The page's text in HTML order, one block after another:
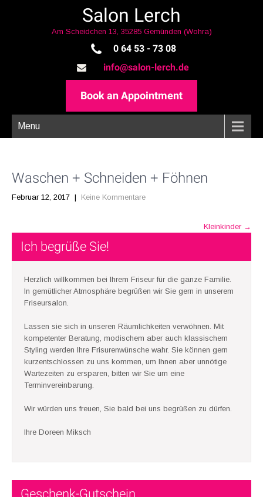
Salon Lerch
Am Scheidchen 13, 35285 Gemünden (Wohra)
0 64 53 - 73 08
info@salon-lerch.de
Book an Appointment
Menu
Waschen + Schneiden + Föhnen
Februar 12, 2017 | Keine Kommentare
navigation
Kleinkinder →
Ich begrüße Sie!
Herzlich willkommen bei Ihrem Friseur für die ganze Familie.
In gemütlicher Atmosphäre begrüßen wir Sie gern in unserem
Friseursalon.
Lassen sie sich in unseren Räumlichkeiten verwöhnen. Mit
kompetenter Beratung, modischem aber auch klassischem
Styling werden Ihre Frisurenwünsche wahr. Sie können gern
kurzentschlossen zu uns kommen, um Ihnen aber unnötige
Wartezeiten zu ersparen, bitten wir Sie um eine
Terminvereinbarung.
Wir würden uns freuen, Sie bald bei uns begrüßen zu dürfen.
Ihre Doreen Miksch
Geschenk-Gutschein